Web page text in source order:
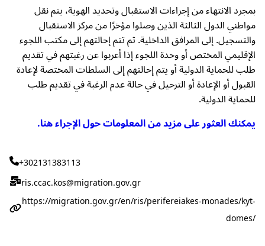
بمجرد الانتهاء من إجراءات الاستقبال وتحديد الهوية، يتم نقل
مواطني الدول الثالثة الذين وصلوا مؤخرًا من مركز الاستقبال
والتسجيل. إلى المرافق الداخلية. ثم تتم إحالتهم إلى مكتب اللجوء
الإقليمي المختص أو وحدة اللجوء إذا أعربوا عن رغبتهم في تقديم
طلب للحماية الدولية أو يتم إحالتهم إلى السلطات المختصة لإعادة
القبول أو الإعادة أو الترحيل في حالة عدم الرغبة في تقديم طلب
للحماية الدولية.
يمكنك العثور على مزيد من المعلومات حول الإجراء هنا.
+302131383113
ris.ccac.kos@migration.gov.gr
https://migration.gov.gr/en/ris/perifereiakes-monades/kyt-
domes/